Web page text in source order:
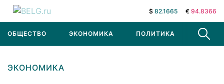
$ 82.1665 € 94.8366
ОБЩЕСТВО ЭКОНОМИКА ПОЛИТИКА В МИРЕ
ЭКОНОМИКА